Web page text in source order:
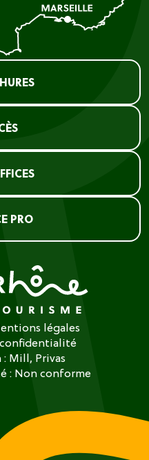
PRO
légales
: Mill, Privas
: Non conforme